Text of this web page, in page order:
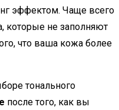
эффектом. Чаще всего
которые не заполняют
что ваша кожа более
тонального
после того, как вы